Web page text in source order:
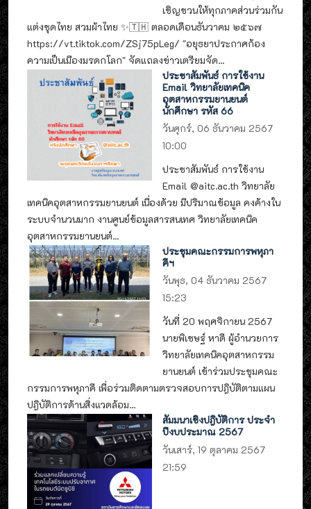
เชิญชวนให้ทุกภาคส่วนร่วมกัน
แต่งชุดไทย สวมผ้าไทย ✨🇹🇭 ตลอดเดือนธันวาคม ๒๕๖๗
https://vt.tiktok.com/ZSj75pLeg/ "อยุธยาประกาศก้อง
ความเป็นเมืองมรดกโลก" จัดแถลงข่าวเตรียมจัด...
ประชาสัมพันธ์ การใช้งาน
Email วิทยาลัยเทคนิค
อุตสาหกรรมยานยนต์
นักศึกษา รหัส 66
วันศุกร์, 06 ธันวาคม 2567
10:00
ประชาสัมพันธ์ การใช้งาน
Email @aitc.ac.th วิทยาลัย
เทคนิคอุตสาหกรรมยานยนต์ เนื่องด้วย มีปริมาณข้อมูล คงค้างใน
ระบบจำนวนมาก งานศูนย์ข้อมูลสารสนเทศ วิทยาลัยเทคนิค
อุตสาหกรรมยานยนต์...
ประชุมคณะกรรมการพหุภา
คีฯ
วันพุธ, 04 ธันวาคม 2567
15:23
วันที่ 20 พฤศจิกายน 2567
นายพิเชษฐ์ หาดี ผู้อำนวยการ
วิทยาลัยเทคนิคอุตสาหกรรม
ยานยนต์ เข้าร่วมประชุมคณะ
กรรมการพหุภาคี เพื่อร่วมติดตามตรวจสอบการปฎิบัติตามแผน
ปฎิบัติการด้านสิ่งแวดล้อม...
สัมมนาเชิงปฎิบัติการ ประจำ
ปีงบประมาณ 2567
วันเสาร์, 19 ตุลาคม 2567
21:59